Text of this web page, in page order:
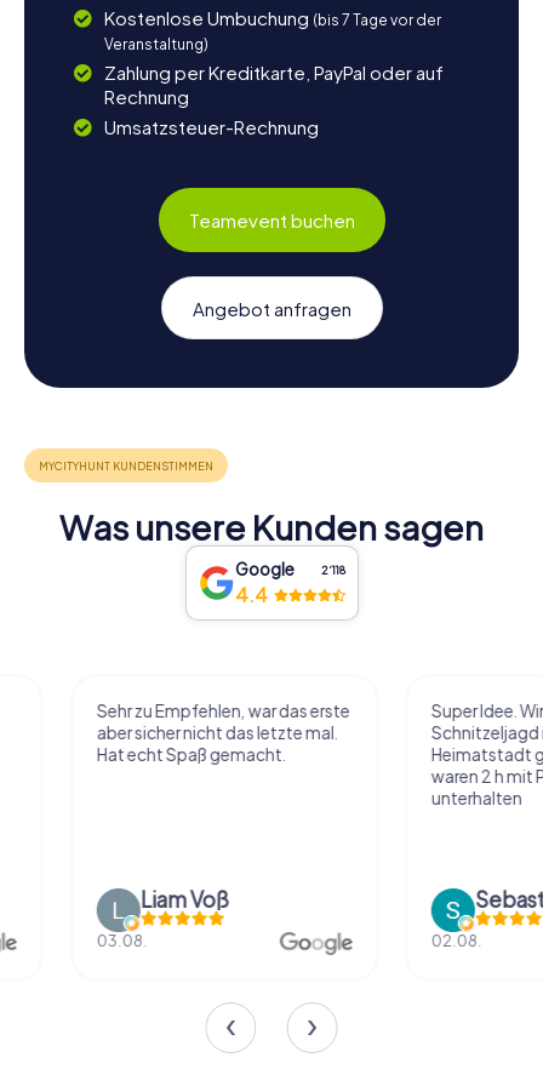
Kostenlose Umbuchung (bis 7 Tage vor der
Veranstaltung)
Zahlung per Kreditkarte, PayPal oder auf
Rechnung
Umsatzsteuer-Rechnung
Teamevent buchen
Angebot anfragen
Was unsere Kunden sagen
Google 2‘118
4.4
Sehr zu Empfehlen, war das erste
aber sicher nicht das letzte mal.
Hat echt Spaß gemacht.
Liam Voß
03.08.
Super Idee. Wir
Schnitzeljagd in
Heimatstadt
waren 2 h mit
unterhalten
02.08.